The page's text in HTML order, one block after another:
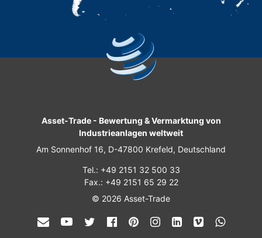
Asset-Trade - Bewertung & Vermarktung von
Industrieanlagen weltweit
Am Sonnenhof 16, D-47800 Krefeld, Deutschland
Tel.: +49 2151 32 500 33
Fax.: +49 2151 65 29 22
© 2026 Asset-Trade